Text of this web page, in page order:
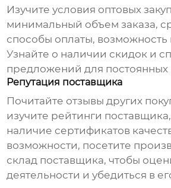
Изучите условия оптовых
минимальный объем заказа,
способы оплаты, возможность
Узнайте о наличии скидок и
предложений для постоянных
Репутация поставщика
Почитайте отзывы других
изучите рейтинги
наличие сертификатов
возможности, посетите
склад поставщика, чтобы
деятельности и убедиться в